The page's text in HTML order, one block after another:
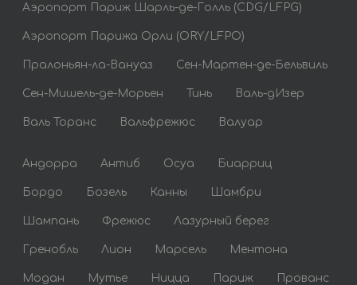
Аэропорт Париж Шарль-де-Голль (CDG/LFPG)
Аэропорт Парижа Орли (ORY/LFPO)
Пралоньян-ла-Вануаз Сен-Мартен-де-Бельвиль
Сен-Мишель-де-Морьен Тинь Валь-дИзер
Валь Торанс Вальфрежюс Валуар
Андорра Антиб Осуа Биарриц
Бордо Бозель Канны Шамбри
Шампань Фрежюс Лазурный берег
Гренобль Лион Марсель Ментона
Модан Мутье Ницца Париж Прованс